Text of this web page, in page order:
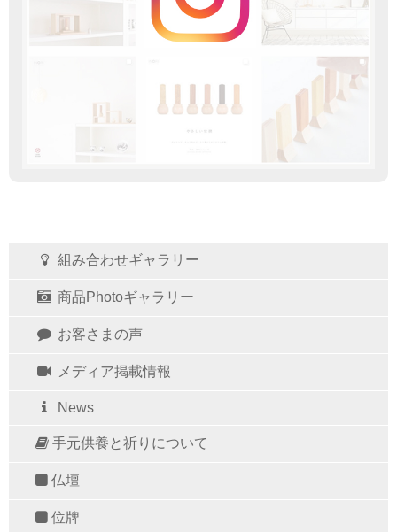
組み合わせギャラリー
商品Photoギャラリー
お客さまの声
メディア掲載情報
News
手元供養と祈りについて
仏壇
位牌